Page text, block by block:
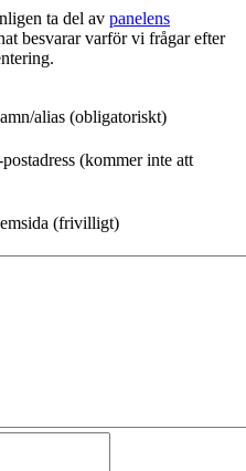
ta del av panelens
besvarar varför vi frågar efter
alias (obligatoriskt)
(kommer inte att
(frivilligt)